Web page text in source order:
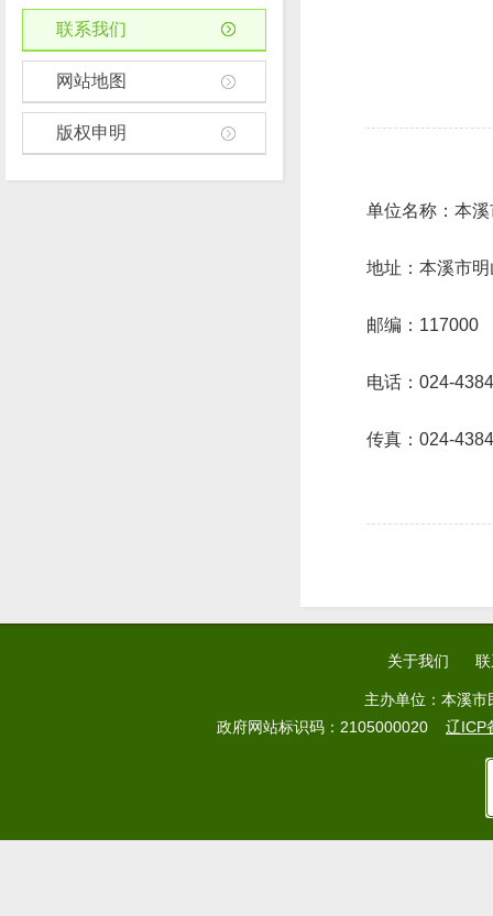
联系我们
网站地图
版权申明
单位名称：本
地址：本溪市
邮编：117000
电话：024-
传真：024-
关于我们
主办单位：本溪
政府网站标识码：2105000020 辽ICP